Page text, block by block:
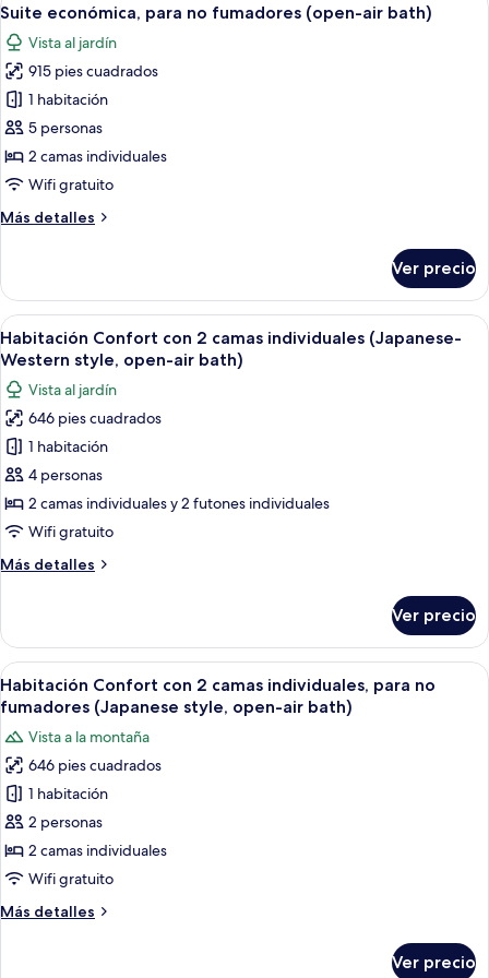
todas
las
fotos
de
Suite
económica,
para
fumadores
bath)
7
Suite económica, para no fumadores (open-air bath)
Vista al jardín
915 pies cuadrados
1 habitación
5 personas
2 camas individuales
Wifi gratuito
Más detalles
Más
económica,
para
no
fumadores
air
bath)
Ver precio
Abrir
todas
las
fotos
de
Habitación
Confort
con
2
individuales
style,
open-
air
bath)
Una habitación de hotel compacta
6
Habitación Confort con 2 camas individuales (Japanese-
Western style, open-air bath)
Vista al jardín
646 pies cuadrados
1 habitación
4 personas
2 camas individuales y 2 futones individuales
Wifi gratuito
Más detalles
Más
Confort
con
2
camas
(Japanese-
Western
style,
open-
air
Ver precio
Abrir
todas
fotos
de
Habitación
Confort
con
2
individuales,
Una habitación de hotel con cama,
6
Habitación Confort con 2 camas individuales, para no
fumadores (Japanese style, open-air bath)
Vista a la montaña
646 pies cuadrados
1 habitación
2 personas
2 camas individuales
Wifi gratuito
Más detalles
Más
Ver precio